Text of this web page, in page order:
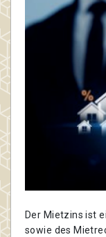
Der Mietzins ist
sowie des